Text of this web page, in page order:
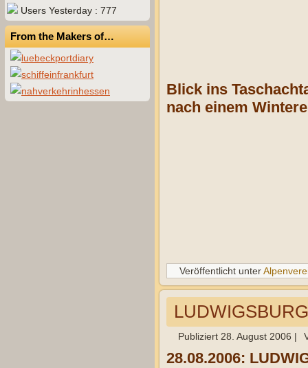
Users Yesterday : 777
From the Makers of…
Blick ins
nach einem
Veröffentlicht unter
Publiziert 28. August 2006 |
28.08.2006: